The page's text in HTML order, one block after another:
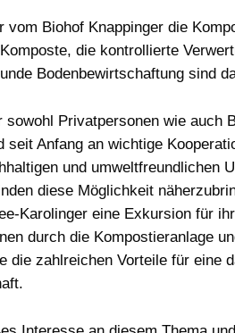
Biohof Knappinger die
die kontrollierte
Bodenbewirtschaftung sind
Privatpersonen wie auch
seit Anfang an wichtige
und umweltfreundlichen
diese Möglichkeit
Karolinger eine Exkursion für
durch die Kompostieranlage
die zahlreichen Vorteile für eine